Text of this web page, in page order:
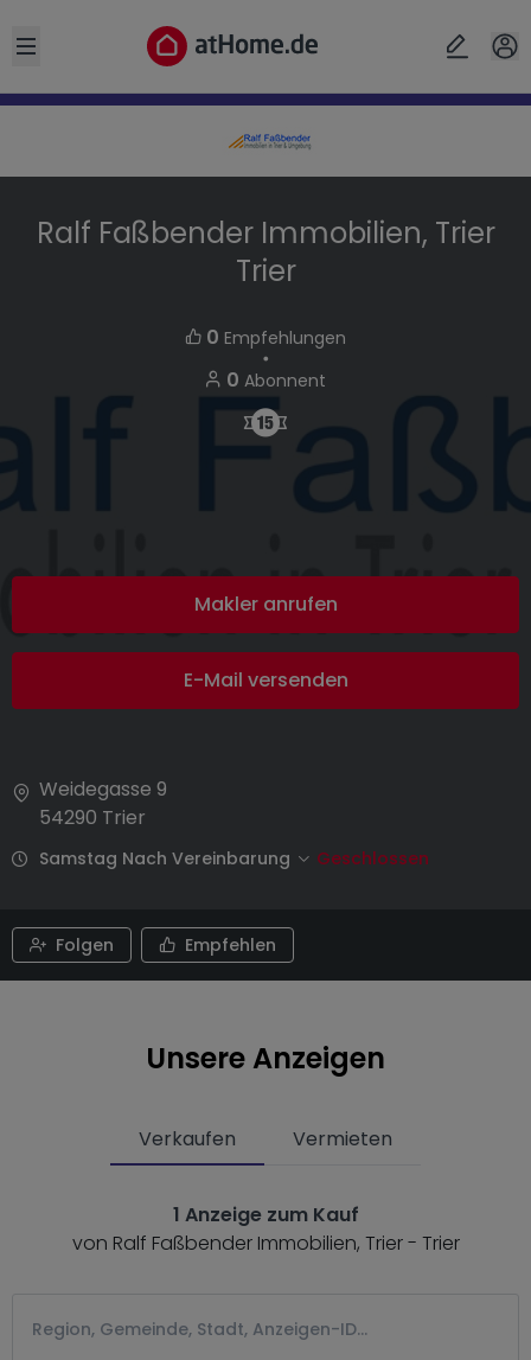
Open sidebar
Ralf Faßbender Immobilien, Trier
Trier
0 Empfehlungen
・
0 Abonnent
Makler anrufen
E-Mail versenden
Weidegasse 9
54290 Trier
Samstag Nach Vereinbarung Geschlossen
Folgen Empfehlen
Unsere Anzeigen
Verkaufen Vermieten
1 Anzeige zum Kauf
von Ralf Faßbender Immobilien, Trier - Trier